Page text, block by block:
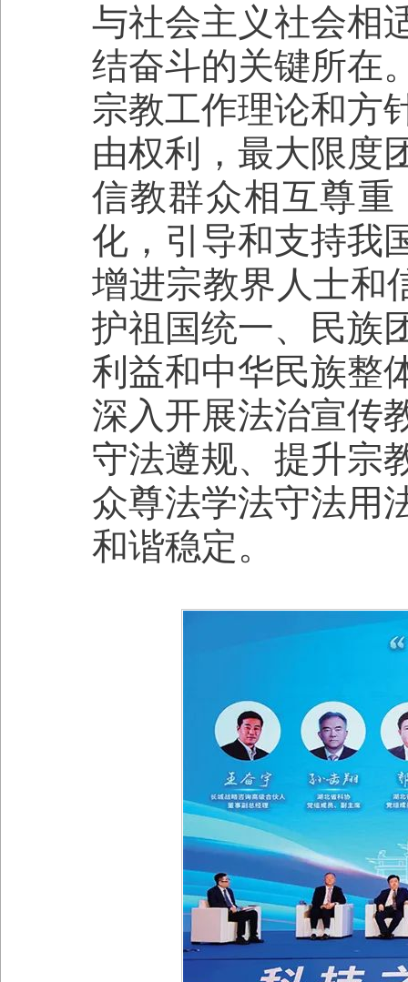
与社会主义社会相
结奋斗的关键所在
宗教工作理论和方
由权利，最大限度
信教群众相互尊
化，引导和支持我
增进宗教界人士和
护祖国统一、民族
利益和中华民族整
深入开展法治宣传
守法遵规、提升宗
众尊法学法守法用
和谐稳定。